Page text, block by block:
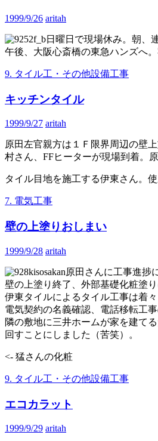
1999/9/26 aritah
日曜日で現場休み。朝、
午後、大阪心斎橋の東急ハンズへ
9. タイル工・その他設備工事
キッチンタイル
1999/9/27 aritah
原田左官親方は１Ｆ限界周辺の壁
村さん、FFヒーターが現場到着。
タイル目地を施工する伊東さん。
7. 電気工事
壁の上塗りおしまい
1999/9/28 aritah
原田さんに工事進捗
壁の上塗り終了、外部基礎化粧塗り
伊東タイルによるタイル工事は着
電気契約の名義確認、電話移転工
隣の敷地に三井ホームが家を建て
回すことにしました（苦笑）。
<- 猛さんの化粧
9. タイル工・その他設備工事
エコカラット
1999/9/29 aritah